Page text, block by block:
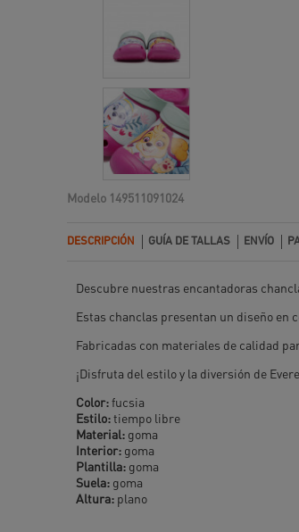
Modelo 149511091024
DESCRIPCIÓN GUÍA DE TALLAS ENVÍO
Descubre nuestras encantadoras
Estas chanclas presentan un diseño en
Fabricadas con materiales de calidad
¡Disfruta del estilo y la diversión de
Color:fucsia
Estilo:tiempo libre
Material: goma
Interior: goma
Plantilla: goma
Suela: goma
Altura: plano